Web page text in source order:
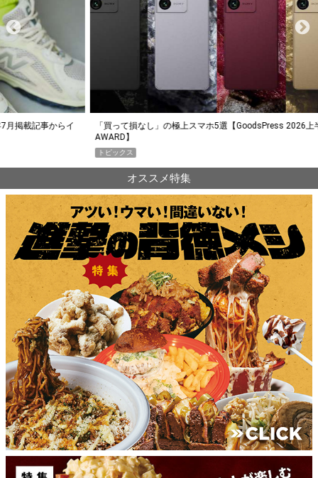
イ
「買って損なし」の極上スマホ5選【GoodsPress 2026上半期
薄着
オススメ特集